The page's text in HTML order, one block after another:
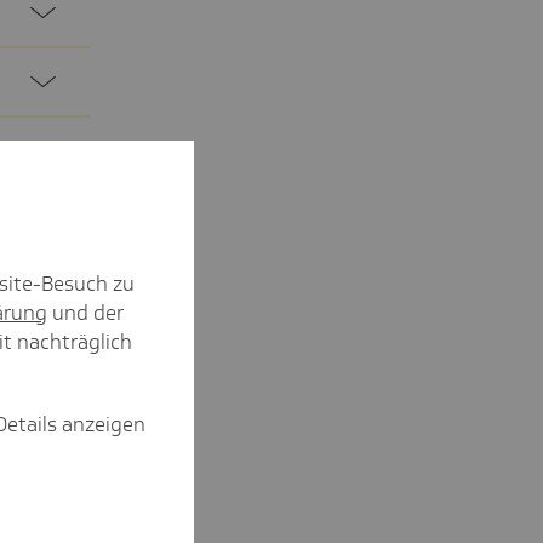
Besuch zu
und der
nachträglich
anzeigen